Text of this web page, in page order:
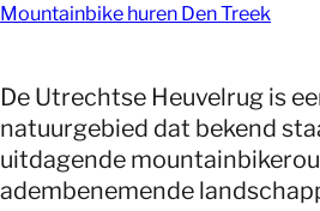
Mountainbike huren Den Treek
De Utrechtse Heuvelrug is
natuurgebied dat bekend
uitdagende
adembenemende